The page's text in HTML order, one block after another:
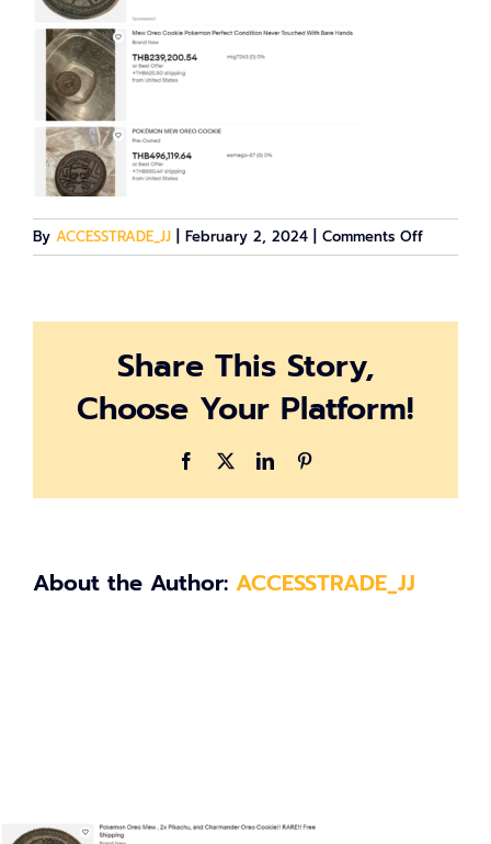
By ACCESSTRADE_JJ February 2, 2024 Comments Offon
Share This Story,
Choose Your Platform!
Facebook LinkedIn
About the Author: ACCESSTRADE_JJ